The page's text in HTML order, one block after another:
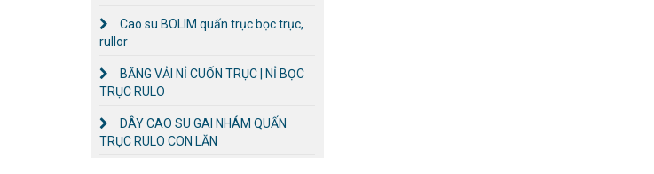
Cao su BOLIM quấn trục bọc trục,
rullor
BĂNG VẢI NỈ CUỐN TRỤC | NỈ BỌC
TRỤC RULO
DÂY CAO SU GAI NHÁM QUẤN
TRỤC RULO CON LĂN